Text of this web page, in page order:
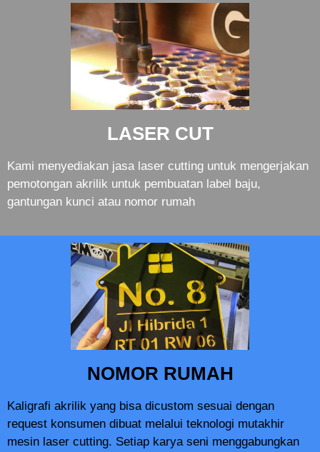
LASER CUT
Kami menyediakan jasa laser cutting untuk mengerjakan
pemotongan akrilik untuk pembuatan label baju,
gantungan kunci atau nomor rumah
NOMOR RUMAH
Kaligrafi akrilik yang bisa dicustom sesuai dengan
request konsumen dibuat melalui teknologi mutakhir
mesin laser cutting. Setiap karya seni menggabungkan